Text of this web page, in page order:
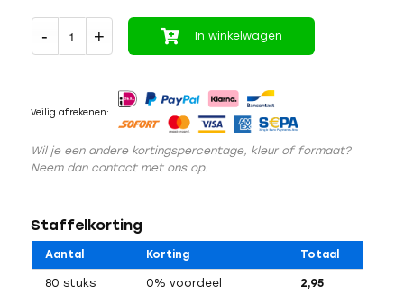
In winkelwagen
Veilig afrekenen:
Wil je een andere kortingspercentage, kleur of formaat?
Neem dan contact met ons op.
Staffelkorting
Aantal Korting Totaal
80 stuks 0% voordeel 2,95